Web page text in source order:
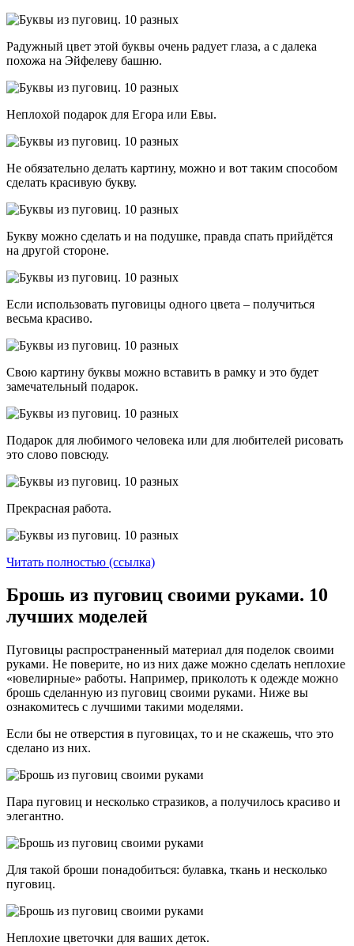
Радужный цвет этой буквы очень радует глаза, а с далека
похожа на Эйфелеву башню.
Неплохой подарок для Егора или Евы.
Не обязательно делать картину, можно и вот таким способом
сделать красивую букву.
Букву можно сделать и на подушке, правда спать прийдётся
на другой стороне.
Если использовать пуговицы одного цвета – получиться
весьма красиво.
Свою картину буквы можно вставить в рамку и это будет
замечательный подарок.
Подарок для любимого человека или для любителей рисовать
это слово повсюду.
Прекрасная работа.
Читать полностью (ссылка)
Брошь из пуговиц своими руками. 10
лучших моделей
Пуговицы распространенный материал для поделок своими
руками. Не поверите, но из них даже можно сделать неплохие
«ювелирные» работы. Например, приколоть к одежде можно
брошь сделанную из пуговиц своими руками. Ниже вы
ознакомитесь с лучшими такими моделями.
Если бы не отверстия в пуговицах, то и не скажешь, что это
сделано из них.
Пара пуговиц и несколько стразиков, а получилось красиво и
элегантно.
Для такой броши понадобиться: булавка, ткань и несколько
пуговиц.
Неплохие цветочки для ваших деток.